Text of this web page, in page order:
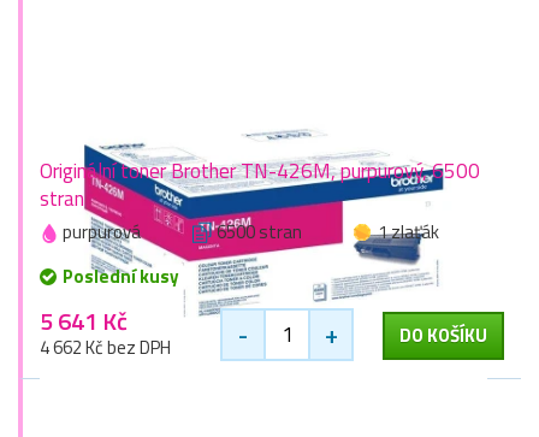
Originální toner Brother TN-426M, purpurový, 6500
stran
purpurová 6500 stran
1 zlaťák
Poslední kusy
5 641 Kč
4 662 Kč bez DPH - + DO KOŠÍKU